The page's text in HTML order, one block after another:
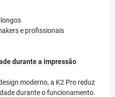
e profissionais
durante a impressão
moderno, a K2 Pro reduz
durante o funcionamento.